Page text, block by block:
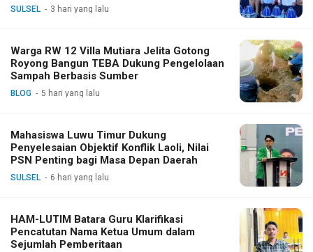
SULSEL 3 hari yang lalu
Warga RW 12 Villa Mutiara Jelita Gotong
Royong Bangun TEBA Dukung Pengelolaan
Sampah Berbasis Sumber
BLOG 5 hari yang lalu
Mahasiswa Luwu Timur Dukung
Penyelesaian Objektif Konflik Laoli, Nilai
PSN Penting bagi Masa Depan Daerah
SULSEL 6 hari yang lalu
HAM-LUTIM Batara Guru Klarifikasi
Pencatutan Nama Ketua Umum dalam
Sejumlah Pemberitaan